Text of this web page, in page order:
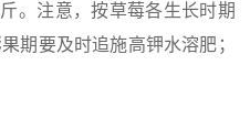
。注意，按草莓各生长时期
期要及时追施高钾水溶肥；